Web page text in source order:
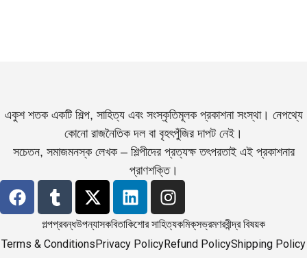
একুশ শতক একটি শিল্প, সাহিত্য এবং সংস্কৃতিমূলক প্রকাশনা সংস্থা। নেপথ্যে
কোনো রাজনৈতিক দল বা বৃহৎপুঁজির দাপট নেই।
সচেতন, সমাজমনস্ক লেখক – শিল্পীদের প্রত্যক্ষ তৎপরতাই এই প্রকাশনার
প্রাণশক্তি।
গল্পপ্রবন্ধউপন্যাসকবিতাকিশোর সাহিত্যকমিক্‌সভ্রমণরবীন্দ্র বিষয়ক
Terms & ConditionsPrivacy PolicyRefund PolicyShipping Policy